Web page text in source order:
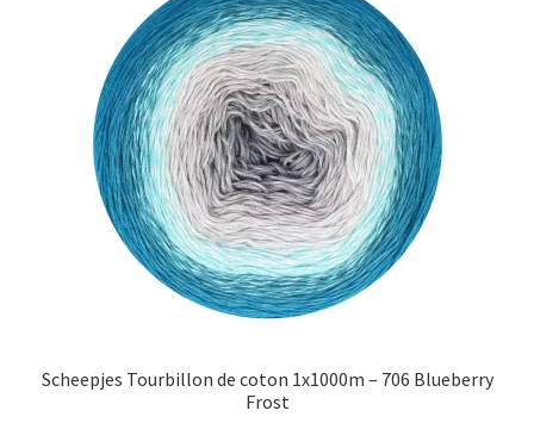
Scheepjes Tourbillon de coton 1x1000m – 706 Blueberry
Frost